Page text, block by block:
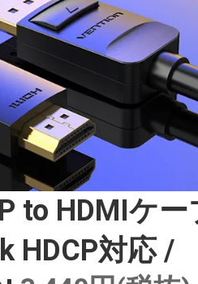
to HDMIケー
HDCP対応 /